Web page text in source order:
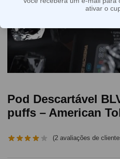
Pod Descartável
puffs – American
(2 avaliações de
ativar o